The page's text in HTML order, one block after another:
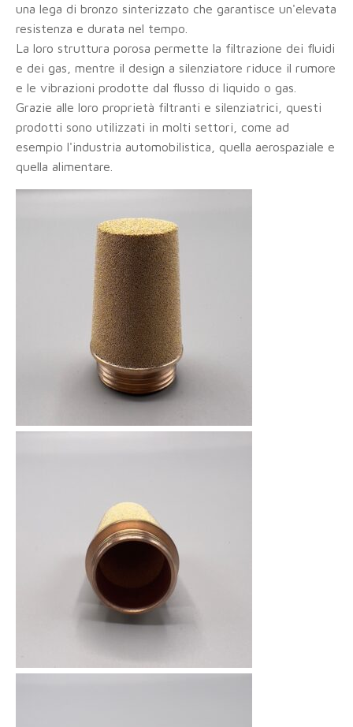
una lega di bronzo sinterizzato che garantisce un'elevata
resistenza e durata nel tempo.
La loro struttura porosa permette la filtrazione dei fluidi
e dei gas, mentre il design a silenziatore riduce il rumore
e le vibrazioni prodotte dal flusso di liquido o gas.
Grazie alle loro proprietà filtranti e silenziatrici, questi
prodotti sono utilizzati in molti settori, come ad
esempio l'industria automobilistica, quella aerospaziale e
quella alimentare.